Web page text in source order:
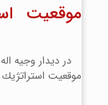
موقعيت
در ديدار وجيه
موقعيت